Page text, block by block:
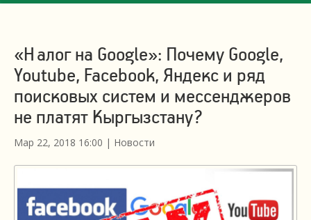
«Налог на Google»: Почему Google,
Youtube, Facebook, Яндекс и ряд
поисковых систем и мессенджеров
не платят Кыргызстану?
Мар 22, 2018 16:00 | Новости